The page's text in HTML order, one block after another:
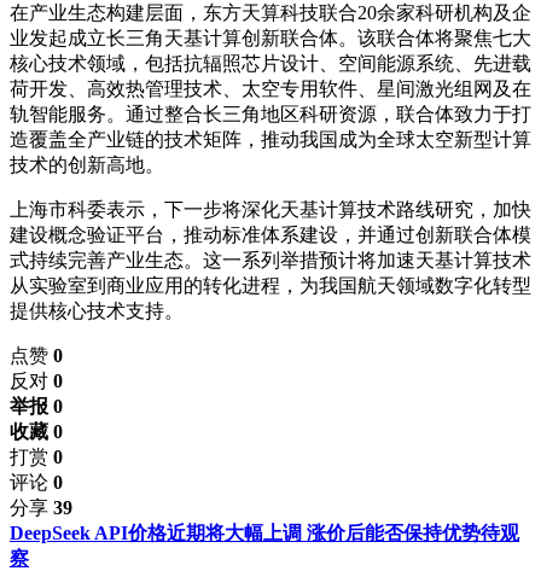
在产业生态构建层面，东方天算科技联合20余家科研机构及企
业发起成立长三角天基计算创新联合体。该联合体将聚焦七大
核心技术领域，包括抗辐照芯片设计、空间能源系统、先进载
荷开发、高效热管理技术、太空专用软件、星间激光组网及在
轨智能服务。通过整合长三角地区科研资源，联合体致力于打
造覆盖全产业链的技术矩阵，推动我国成为全球太空新型计算
技术的创新高地。
上海市科委表示，下一步将深化天基计算技术路线研究，加快
建设概念验证平台，推动标准体系建设，并通过创新联合体模
式持续完善产业生态。这一系列举措预计将加速天基计算技术
从实验室到商业应用的转化进程，为我国航天领域数字化转型
提供核心技术支持。
点赞 0
反对 0
举报 0
收藏 0
打赏 0
评论 0
分享 39
DeepSeek API价格近期将大幅上调 涨价后能否保持优势待观
察